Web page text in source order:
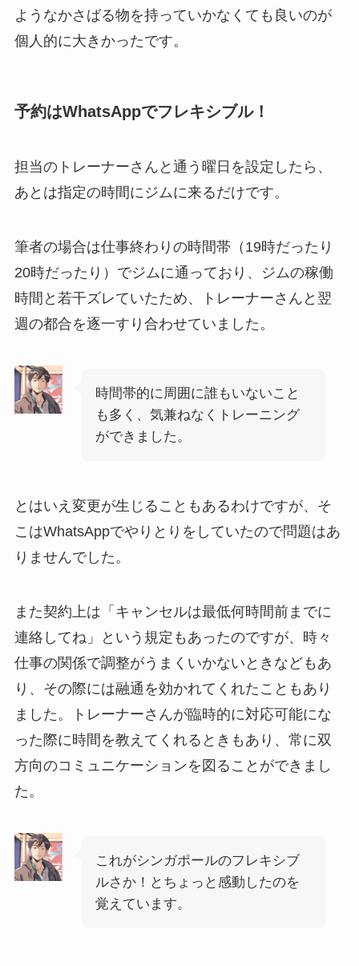
ようなかさばる物を持っていかなくても良いのが
個人的に大きかったです。
予約はWhatsAppでフレキシブル！
担当のトレーナーさんと通う曜日を設定したら、
あとは指定の時間にジムに来るだけです。
筆者の場合は仕事終わりの時間帯（19時だったり
20時だったり）でジムに通っており、ジムの稼働
時間と若干ズレていたため、トレーナーさんと翌
週の都合を逐一すり合わせていました。
時間帯的に周囲に誰もいないこと
も多く、気兼ねなくトレーニング
ができました。
とはいえ変更が生じることもあるわけですが、そ
こはWhatsAppでやりとりをしていたので問題はあ
りませんでした。
また契約上は「キャンセルは最低何時間前までに
連絡してね」という規定もあったのですが、時々
仕事の関係で調整がうまくいかないときなどもあ
り、その際には融通を効かれてくれたこともあり
ました。トレーナーさんが臨時的に対応可能にな
った際に時間を教えてくれるときもあり、常に双
方向のコミュニケーションを図ることができまし
た。
これがシンガポールのフレキシブ
ルさか！とちょっと感動したのを
覚えています。